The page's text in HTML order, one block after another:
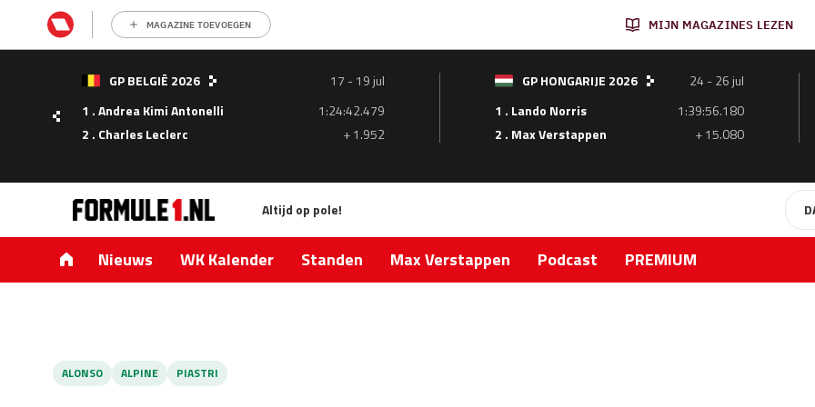
MAGAZINE TOEVOEGEN MIJN MAGAZINES LEZEN
GP BELGIË 2026
17 - 19 jul
1 . Andrea Kimi Antonelli
1:24:42.479
2 . Charles Leclerc
+ 1.952
GP HONGARIJE 2026
24 - 26 jul
1 . Lando Norris
1:39:56.180
2 . Max Verstappen
+ 15.080
Altijd op pole!
Nieuws WK Kalender Standen Max Verstappen Podcast PREMIUM
ALONSO ALPINE PIASTRI